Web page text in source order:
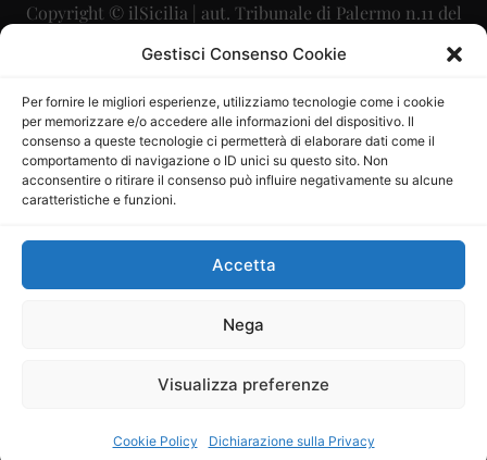
Gestisci Consenso Cookie
Per fornire le migliori esperienze, utilizziamo tecnologie come i cookie
per memorizzare e/o accedere alle informazioni del dispositivo. Il
consenso a queste tecnologie ci permetterà di elaborare dati come il
comportamento di navigazione o ID unici su questo sito. Non
acconsentire o ritirare il consenso può influire negativamente su alcune
caratteristiche e funzioni.
Accetta
Nega
Visualizza preferenze
Cookie Policy Dichiarazione sulla Privacy
Copyright © ilSicilia | aut. Tribunale di Palermo n.11 del
29/09/2015
Direttore Editoriale: Maurizio Scaglione
Direttore Responsabile: Maria Calabrese
P.IVA: 06334930820
Mercurio Comunicazione Società Cooperativa a r.l. è
iscritta al Registro degli Operatori di Comunicazione al
Sito gestito daLa Digitale srl–info@ladigitale.it